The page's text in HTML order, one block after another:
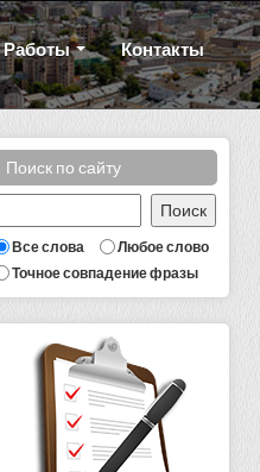
Работы Контакты
Поиск по сайту
Все слова
Любое слово
Точное совпадение фразы